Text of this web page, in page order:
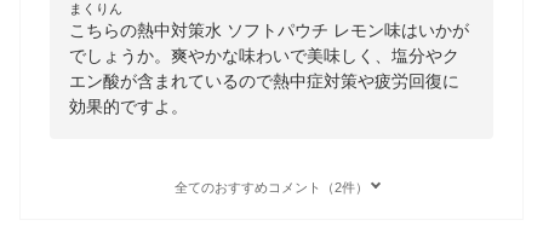
まくりん
こちらの熱中対策水 ソフトパウチ レモン味はいかが
でしょうか。爽やかな味わいで美味しく、塩分やク
エン酸が含まれているので熱中症対策や疲労回復に
効果的ですよ。
全てのおすすめコメント（2件）